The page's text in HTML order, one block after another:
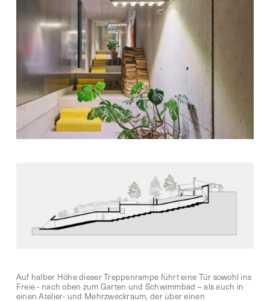
Auf halber Höhe dieser Treppenrampe führt eine Tür sowohl ins
Freie - nach oben zum Garten und Schwimmbad – als auch in
einen Atelier- und Mehrzweckraum, der über einen